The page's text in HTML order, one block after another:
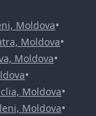
Moldova•
Moldova•
Moldova•
•
Moldova•
Moldova•